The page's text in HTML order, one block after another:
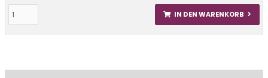
IN DEN WARENKORB